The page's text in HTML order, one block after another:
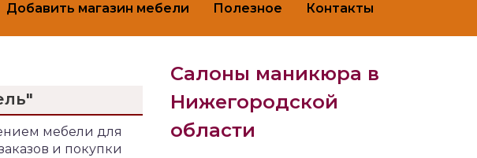
Добавить магазин мебели Полезное Контакты
мебели для
и покупки
Салоны маникюра в
Нижегородской
области